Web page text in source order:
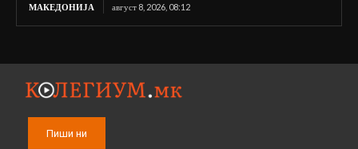
МАКЕДОНИЈА август 8, 2026, 08:12
Пиши ни